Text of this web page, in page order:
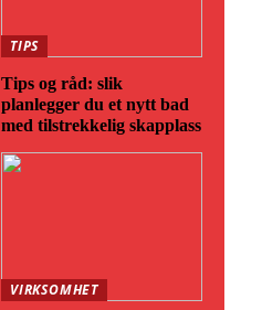
TIPS
Tips og råd: slik
planlegger du et nytt bad
med tilstrekkelig skapplass
VIRKSOMHET